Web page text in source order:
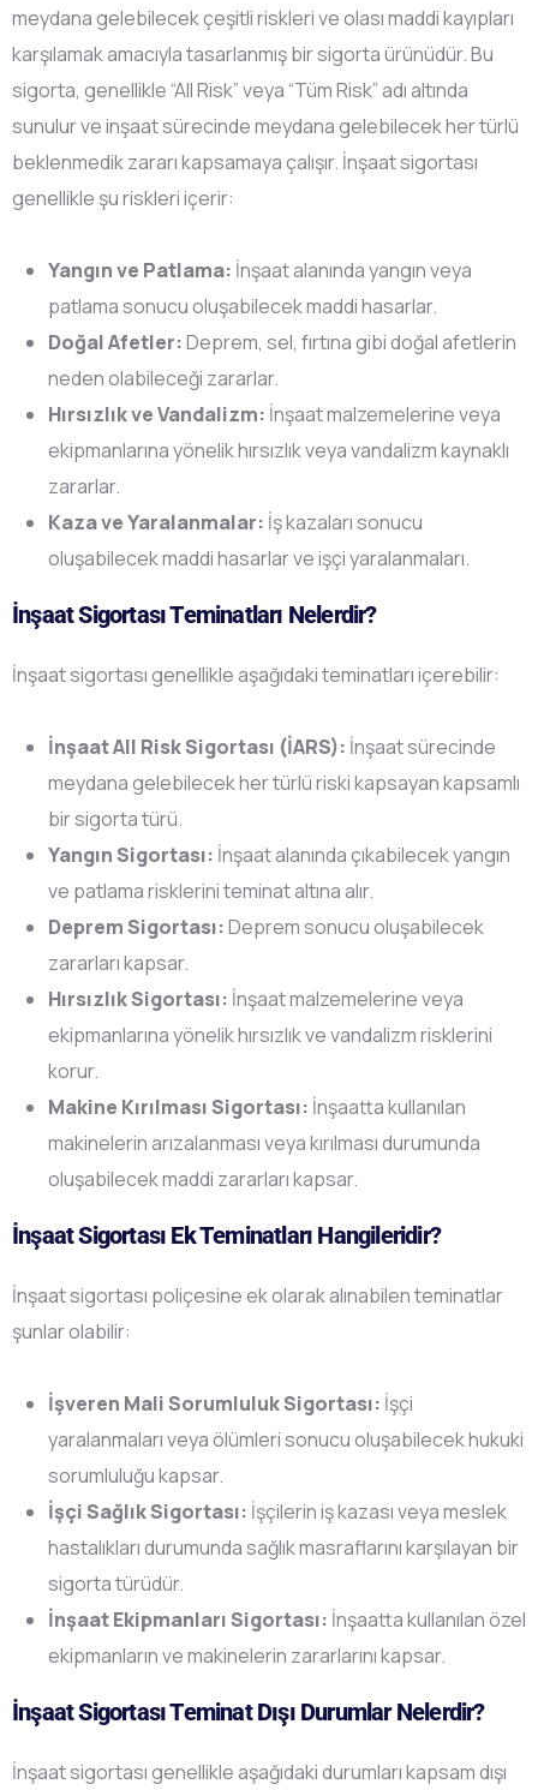
meydana gelebilecek çeşitli riskleri ve olası maddi kayıpları
karşılamak amacıyla tasarlanmış bir sigorta ürünüdür. Bu
sigorta, genellikle “All Risk” veya “Tüm Risk” adı altında
sunulur ve inşaat sürecinde meydana gelebilecek her türlü
beklenmedik zararı kapsamaya çalışır. İnşaat sigortası
genellikle şu riskleri içerir:
Yangın ve Patlama: İnşaat alanında yangın veya
patlama sonucu oluşabilecek maddi hasarlar.
Doğal Afetler:Deprem, sel, fırtına gibi doğal afetlerin
neden olabileceği zararlar.
Hırsızlık ve Vandalizm: İnşaat malzemelerine veya
ekipmanlarına yönelik hırsızlık veya vandalizm kaynaklı
zararlar.
Kaza ve Yaralanmalar: İş kazaları sonucu
oluşabilecek maddi hasarlar ve işçi yaralanmaları.
İnşaat Sigortası Teminatları Nelerdir?
İnşaat sigortası genellikle aşağıdaki teminatları içerebilir:
İnşaat All Risk Sigortası (İARS): İnşaat sürecinde
meydana gelebilecek her türlü riski kapsayan kapsamlı
bir sigorta türü.
Yangın Sigortası: İnşaat alanında çıkabilecek yangın
ve patlama risklerini teminat altına alır.
Deprem Sigortası:Deprem sonucu oluşabilecek
zararları kapsar.
Hırsızlık Sigortası: İnşaat malzemelerine veya
ekipmanlarına yönelik hırsızlık ve vandalizm risklerini
korur.
Makine Kırılması Sigortası: İnşaatta kullanılan
makinelerin arızalanması veya kırılması durumunda
oluşabilecek maddi zararları kapsar.
İnşaat Sigortası Ek Teminatları Hangileridir?
İnşaat sigortası poliçesine ek olarak alınabilen teminatlar
şunlar olabilir:
İşveren Mali Sorumluluk Sigortası: İşçi
yaralanmaları veya ölümleri sonucu oluşabilecek hukuki
sorumluluğu kapsar.
İşçi Sağlık Sigortası: İşçilerin iş kazası veya meslek
hastalıkları durumunda sağlık masraflarını karşılayan bir
sigorta türüdür.
İnşaat Ekipmanları Sigortası: İnşaatta kullanılan özel
ekipmanların ve makinelerin zararlarını kapsar.
İnşaat Sigortası Teminat Dışı Durumlar Nelerdir?
İnşaat sigortası genellikle aşağıdaki durumları kapsam dışı